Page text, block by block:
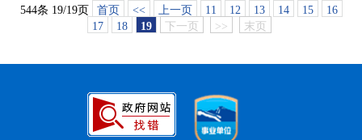
544条 19/19页 首页 << 上一页 11 12 13 14 15
16
17
18 19 下一页 >> 末页